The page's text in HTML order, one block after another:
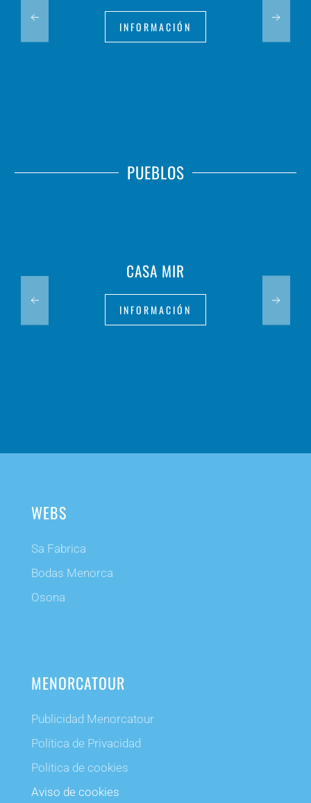
INFORMACIÓN
PUEBLOS
CASA MIR
INFORMACIÓN
WEBS
Sa Fabrica
Bodas Menorca
Osona
MENORCATOUR
Publicidad Menorcatour
Política de Privacidad
Política de cookies
Aviso de cookies